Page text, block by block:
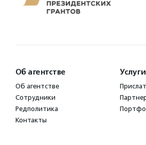
Об агентстве
Об агентстве
Услуги